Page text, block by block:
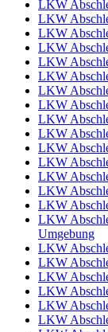
LKW
LKW
LKW
LKW
LKW
LKW
LKW
LKW
LKW
LKW
LKW
LKW
LKW
LKW
LKW
LKW
Umgebung
LKW
LKW
LKW
LKW
LKW
LKW